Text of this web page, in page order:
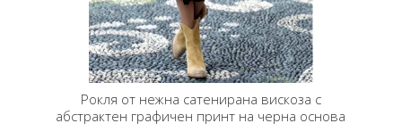
Рокля от нежна сатенирана вискоза с
абстрактен графичен принт на черна основа